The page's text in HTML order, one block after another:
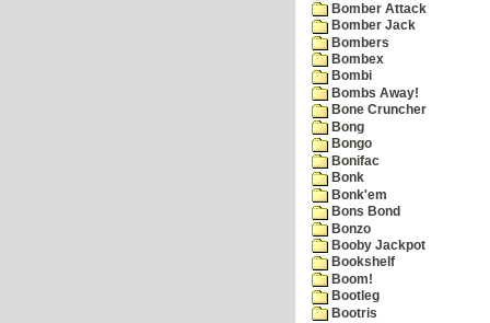
Bomber Attack
Bomber Jack
Bombers
Bombex
Bombi
Bombs Away!
Bone Cruncher
Bong
Bongo
Bonifac
Bonk
Bonk'em
Bons Bond
Bonzo
Booby Jackpot
Bookshelf
Boom!
Bootleg
Bootris